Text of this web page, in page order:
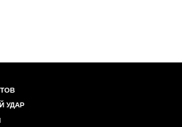
УДАР